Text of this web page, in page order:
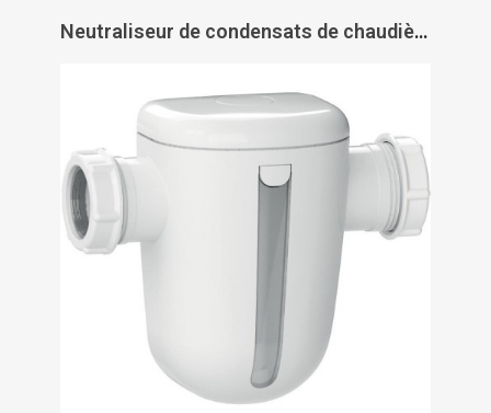
Neutraliseur de condensats de chaudière Sanineutral mini - SFA